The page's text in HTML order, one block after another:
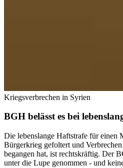
Kriegsverbrechen in Syrien
BGH belässt es bei
Die lebenslange Haftstrafe für einen
Bürgerkrieg gefoltert und
begangen hat, ist rechtskräftig. Der
unter die Lupe genommen - und